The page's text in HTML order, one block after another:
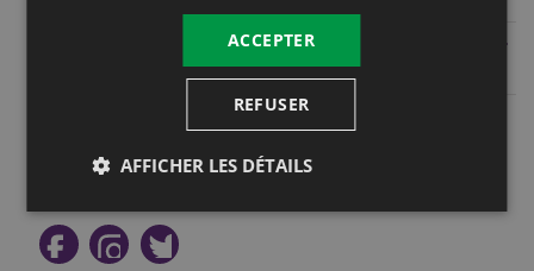
https://www.cavebertholet.ch/bar-
a-vins---caveau.html
Restez au courant!
ACCEPTER
REFUSER
AFFICHER LES DÉTAILS